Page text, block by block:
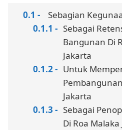
Sebagian
Sebagai
Bangunan Di
Jakarta
Untuk
Jakarta
Sebagai
Di Roa Malaka